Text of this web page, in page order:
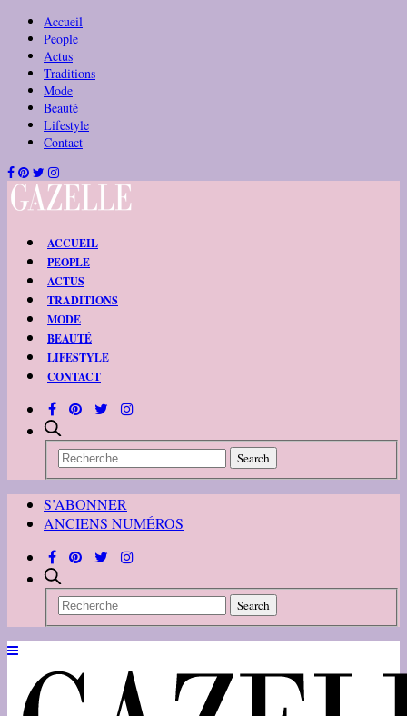
Accueil
People
Actus
Traditions
Mode
Beauté
Lifestyle
Contact
ACCUEIL
PEOPLE
ACTUS
TRADITIONS
MODE
BEAUTÉ
LIFESTYLE
CONTACT
S’ABONNER
ANCIENS NUMÉROS